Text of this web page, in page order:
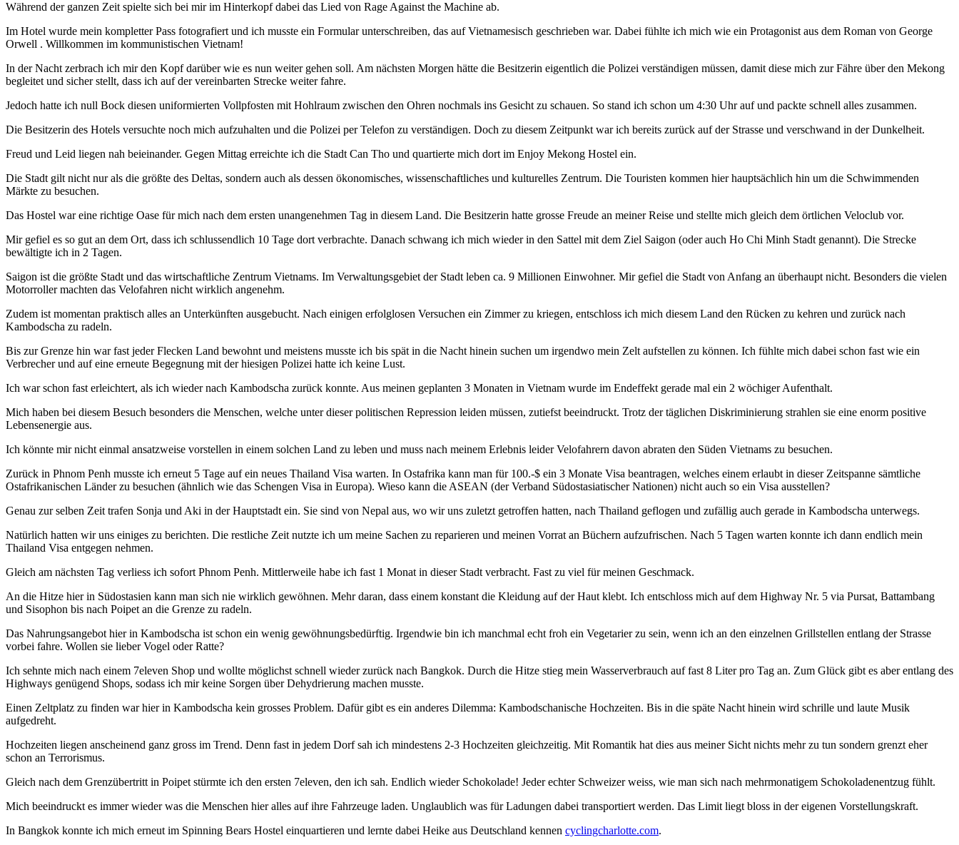
Während der ganzen Zeit spielte sich bei mir im Hinterkopf dabei das Lied von Rage Against the Machine ab.
Im Hotel wurde mein kompletter Pass fotografiert und ich musste ein Formular unterschreiben, das auf Vietnamesisch geschrieben war. Dabei fühlte ich mich wie ein Protagonist aus dem Roman von George
Orwell . Willkommen im kommunistischen Vietnam!
In der Nacht zerbrach ich mir den Kopf darüber wie es nun weiter gehen soll. Am nächsten Morgen hätte die Besitzerin eigentlich die Polizei verständigen müssen, damit diese mich zur Fähre über den Mekong
begleitet und sicher stellt, dass ich auf der vereinbarten Strecke weiter fahre.
Jedoch hatte ich null Bock diesen uniformierten Vollpfosten mit Hohlraum zwischen den Ohren nochmals ins Gesicht zu schauen. So stand ich schon um 4:30 Uhr auf und packte schnell alles zusammen.
Die Besitzerin des Hotels versuchte noch mich aufzuhalten und die Polizei per Telefon zu verständigen. Doch zu diesem Zeitpunkt war ich bereits zurück auf der Strasse und verschwand in der Dunkelheit.
Freud und Leid liegen nah beieinander. Gegen Mittag erreichte ich die Stadt Can Tho und quartierte mich dort im Enjoy Mekong Hostel ein.
Die Stadt gilt nicht nur als die größte des Deltas, sondern auch als dessen ökonomisches, wissenschaftliches und kulturelles Zentrum. Die Touristen kommen hier hauptsächlich hin um die Schwimmenden
Märkte zu besuchen.
Das Hostel war eine richtige Oase für mich nach dem ersten unangenehmen Tag in diesem Land. Die Besitzerin hatte grosse Freude an meiner Reise und stellte mich gleich dem örtlichen Veloclub vor.
Mir gefiel es so gut an dem Ort, dass ich schlussendlich 10 Tage dort verbrachte. Danach schwang ich mich wieder in den Sattel mit dem Ziel Saigon (oder auch Ho Chi Minh Stadt genannt). Die Strecke
bewältigte ich in 2 Tagen.
Saigon ist die größte Stadt und das wirtschaftliche Zentrum Vietnams. Im Verwaltungsgebiet der Stadt leben ca. 9 Millionen Einwohner. Mir gefiel die Stadt von Anfang an überhaupt nicht. Besonders die vielen
Motorroller machten das Velofahren nicht wirklich angenehm.
Zudem ist momentan praktisch alles an Unterkünften ausgebucht. Nach einigen erfolglosen Versuchen ein Zimmer zu kriegen, entschloss ich mich diesem Land den Rücken zu kehren und zurück nach
Kambodscha zu radeln.
Bis zur Grenze hin war fast jeder Flecken Land bewohnt und meistens musste ich bis spät in die Nacht hinein suchen um irgendwo mein Zelt aufstellen zu können. Ich fühlte mich dabei schon fast wie ein
Verbrecher und auf eine erneute Begegnung mit der hiesigen Polizei hatte ich keine Lust.
Ich war schon fast erleichtert, als ich wieder nach Kambodscha zurück konnte. Aus meinen geplanten 3 Monaten in Vietnam wurde im Endeffekt gerade mal ein 2 wöchiger Aufenthalt.
Mich haben bei diesem Besuch besonders die Menschen, welche unter dieser politischen Repression leiden müssen, zutiefst beeindruckt. Trotz der täglichen Diskriminierung strahlen sie eine enorm positive
Lebensenergie aus.
Ich könnte mir nicht einmal ansatzweise vorstellen in einem solchen Land zu leben und muss nach meinem Erlebnis leider Velofahrern davon abraten den Süden Vietnams zu besuchen.
Zurück in Phnom Penh musste ich erneut 5 Tage auf ein neues Thailand Visa warten. In Ostafrika kann man für 100.-$ ein 3 Monate Visa beantragen, welches einem erlaubt in dieser Zeitspanne sämtliche
Ostafrikanischen Länder zu besuchen (ähnlich wie das Schengen Visa in Europa). Wieso kann die ASEAN (der Verband Südostasiatischer Nationen) nicht auch so ein Visa ausstellen?
Genau zur selben Zeit trafen Sonja und Aki in der Hauptstadt ein. Sie sind von Nepal aus, wo wir uns zuletzt getroffen hatten, nach Thailand geflogen und zufällig auch gerade in Kambodscha unterwegs.
Natürlich hatten wir uns einiges zu berichten. Die restliche Zeit nutzte ich um meine Sachen zu reparieren und meinen Vorrat an Büchern aufzufrischen. Nach 5 Tagen warten konnte ich dann endlich mein
Thailand Visa entgegen nehmen.
Gleich am nächsten Tag verliess ich sofort Phnom Penh. Mittlerweile habe ich fast 1 Monat in dieser Stadt verbracht. Fast zu viel für meinen Geschmack.
An die Hitze hier in Südostasien kann man sich nie wirklich gewöhnen. Mehr daran, dass einem konstant die Kleidung auf der Haut klebt. Ich entschloss mich auf dem Highway Nr. 5 via Pursat, Battambang
und Sisophon bis nach Poipet an die Grenze zu radeln.
Das Nahrungsangebot hier in Kambodscha ist schon ein wenig gewöhnungsbedürftig. Irgendwie bin ich manchmal echt froh ein Vegetarier zu sein, wenn ich an den einzelnen Grillstellen entlang der Strasse
vorbei fahre. Wollen sie lieber Vogel oder Ratte?
Ich sehnte mich nach einem 7eleven Shop und wollte möglichst schnell wieder zurück nach Bangkok. Durch die Hitze stieg mein Wasserverbrauch auf fast 8 Liter pro Tag an. Zum Glück gibt es aber entlang des
Highways genügend Shops, sodass ich mir keine Sorgen über Dehydrierung machen musste.
Einen Zeltplatz zu finden war hier in Kambodscha kein grosses Problem. Dafür gibt es ein anderes Dilemma: Kambodschanische Hochzeiten. Bis in die späte Nacht hinein wird schrille und laute Musik
aufgedreht.
Hochzeiten liegen anscheinend ganz gross im Trend. Denn fast in jedem Dorf sah ich mindestens 2-3 Hochzeiten gleichzeitig. Mit Romantik hat dies aus meiner Sicht nichts mehr zu tun sondern grenzt eher
schon an Terrorismus.
Gleich nach dem Grenzübertritt in Poipet stürmte ich den ersten 7eleven, den ich sah. Endlich wieder Schokolade! Jeder echter Schweizer weiss, wie man sich nach mehrmonatigem Schokoladenentzug fühlt.
Mich beeindruckt es immer wieder was die Menschen hier alles auf ihre Fahrzeuge laden. Unglaublich was für Ladungen dabei transportiert werden. Das Limit liegt bloss in der eigenen Vorstellungskraft.
In Bangkok konnte ich mich erneut im Spinning Bears Hostel einquartieren und lernte dabei Heike aus Deutschland kennen cyclingcharlotte.com.